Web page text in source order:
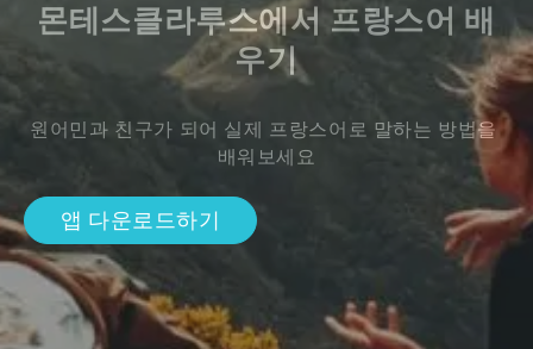
몬테스클라루스에서 프랑스어 배
우기
원어민과 친구가 되어 실제 프랑스어로 말하는 방법을
배워보세요
앱 다운로드하기